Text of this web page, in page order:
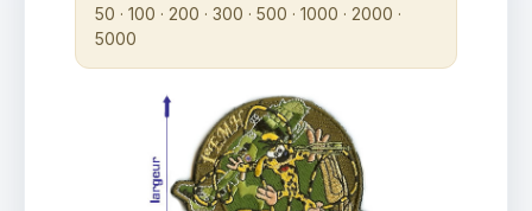
50 · 100 · 200 · 300 · 500 · 1000 · 2000 ·
5000